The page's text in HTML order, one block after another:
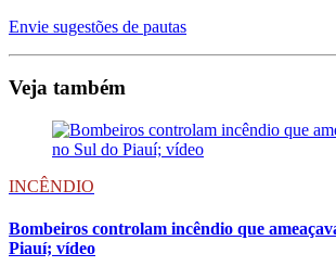
Envie sugestões de pautas
Veja também
INCÊNDIO
Bombeiros controlam incêndio que
Piauí; vídeo